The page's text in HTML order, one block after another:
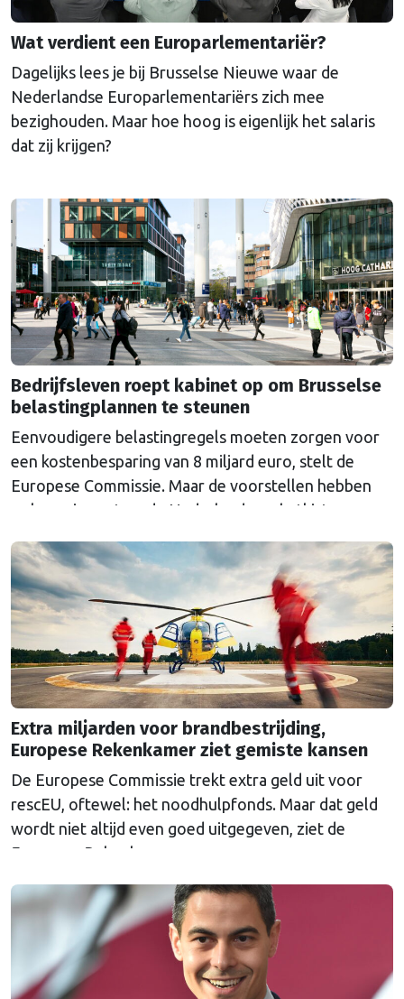
Wat verdient een Europarlementariër?
Dagelijks lees je bij Brusselse Nieuwe waar de
Nederlandse Europarlementariërs zich mee
bezighouden. Maar hoe hoog is eigenlijk het salaris
dat zij krijgen?
Bedrijfsleven roept kabinet op om Brusselse
belastingplannen te steunen
Eenvoudigere belastingregels moeten zorgen voor
een kostenbesparing van 8 miljard euro, stelt de
Europese Commissie. Maar de voorstellen hebben
ook een impact op de Nederlandse schatkist.
Extra miljarden voor brandbestrijding,
Europese Rekenkamer ziet gemiste kansen
De Europese Commissie trekt extra geld uit voor
rescEU, oftewel: het noodhulpfonds. Maar dat geld
wordt niet altijd even goed uitgegeven, ziet de
Europese Rekenkamer.